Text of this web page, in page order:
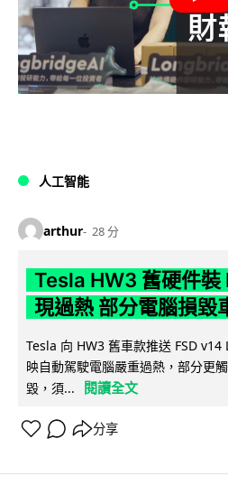
人工智能
arthur 28 分
Tesla HW3 舊硬件裝
現過熱 部分電腦損毀
Tesla 向 HW3 舊車款推送 FSD
映自動駕駛電腦嚴重過熱，部分更
毀，須...
閱讀全文
分享